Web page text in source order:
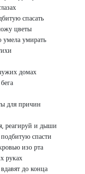
спасать
цветы
умирать
домах
для причин
реагируй и дыши
спасти
изо рта
руках
до конца